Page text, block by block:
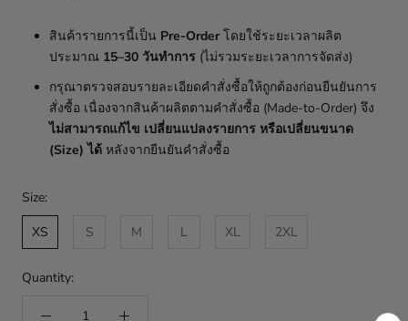
สินค้ารายการนี้เป็น Pre-Orderโดยใช้ระยะเวลาผลิต
ประมาณ 15–30 วันทำการ (ไม่รวมระยะเวลาการจัดส่ง)
กรุณาตรวจสอบรายละเอียดคำสั่งซื้อให้ถูกต้องก่อนยืนยันการ
สั่งซื้อ เนื่องจากสินค้าผลิตตามคำสั่งซื้อ (Made-to-Order) จึง
ไม่สามารถแก้ไข เปลี่ยนแปลงรายการ หรือเปลี่ยนขนาด
(Size) ได้ หลังจากยืนยันคำสั่งซื้อ
Size:
XS
S M L XL 2XL
Quantity: